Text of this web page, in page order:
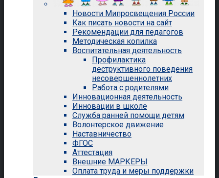
Новости Мипросвещения России
Как писать новости на сайт
Рекомендации для педагогов
Методическая копилка
Воспитательная деятельность
Профилактика
деструктивного поведения
несовершеннолетних
Работа с родителями
Инновационная деятельность
Инновации в школе
Служба ранней помощи детям
Волонтерское движение
Наставничество
ФГОС
Аттестация
Внешние МАРКЕРЫ
Оплата труда и меры поддержки